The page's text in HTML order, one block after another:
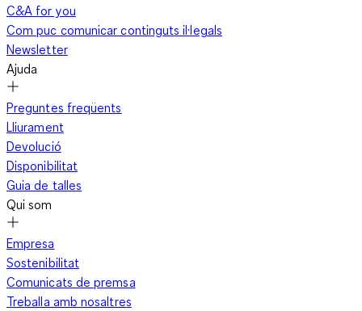
C&A for you
Com puc comunicar continguts il·legals
Newsletter
Ajuda
Preguntes freqüents
Lliurament
Devolució
Disponibilitat
Guia de talles
Qui som
Empresa
Sostenibilitat
Comunicats de premsa
Treballa amb nosaltres